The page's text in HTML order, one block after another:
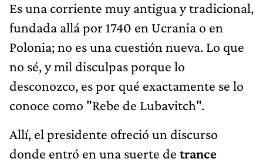
Es una corriente muy antigua y tradicional,
fundada allá por 1740 en Ucrania o en
Polonia; no es una cuestión nueva. Lo que
no sé, y mil disculpas porque lo
desconozco, es por qué exactamente se lo
conoce como "Rebe de Lubavitch".
Allí, el presidente ofreció un discurso
donde entró en una suerte de trance